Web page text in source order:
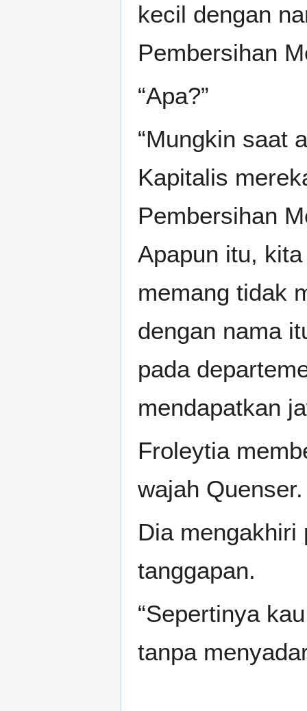
kecil dengan
Pembersihan
“Apa?”
“Mungkin saat
Kapitalis
Pembersihan
Apapun itu,
memang tidak
dengan nama
pada
mendapatkan
Froleytia
wajah Quenser.
Dia mengakhiri
tanggapan.
“Sepertinya
tanpa